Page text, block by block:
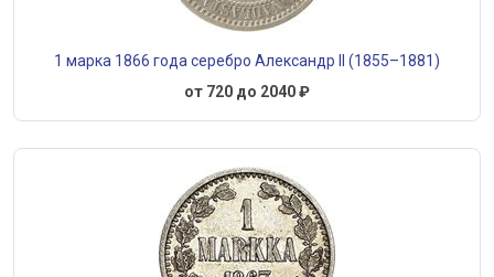
1 марка 1866 года серебро Александр II (1855–1881)
от 720 до 2040 ₽